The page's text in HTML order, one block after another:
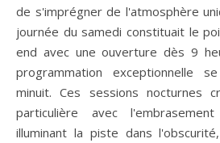
de s'imprégner de l'atmosphère
journée du samedi constituait le
end avec une ouverture dès 9
programmation exceptionnelle
minuit. Ces sessions nocturnes
particulière avec
illuminant la piste dans